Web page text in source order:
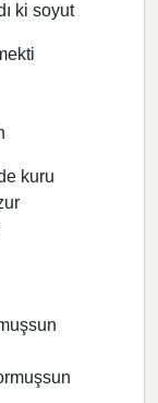
ki soyut
kuru